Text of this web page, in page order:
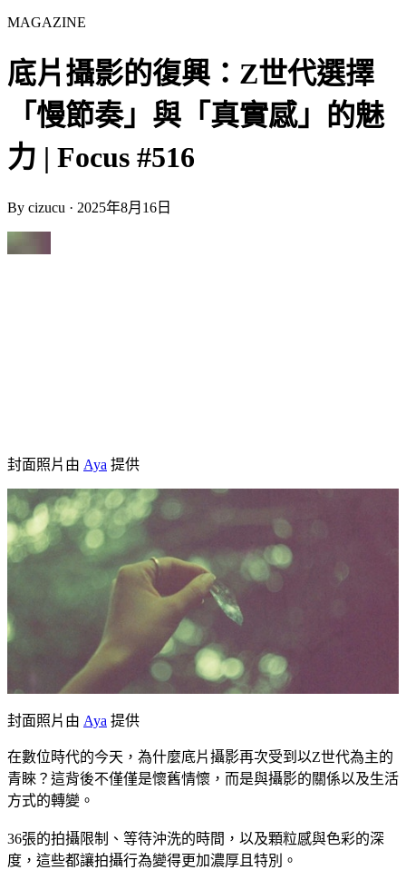
MAGAZINE
底片攝影的復興：Z世代選擇
「慢節奏」與「真實感」的魅
力 | Focus #516
By cizucu · 2025年8月16日
封面照片由 Aya 提供
封面照片由 Aya 提供
在數位時代的今天，為什麼底片攝影再次受到以Z世代為主的
青睞？這背後不僅僅是懷舊情懷，而是與攝影的關係以及生活
方式的轉變。
36張的拍攝限制、等待沖洗的時間，以及顆粒感與色彩的深
度，這些都讓拍攝行為變得更加濃厚且特別。